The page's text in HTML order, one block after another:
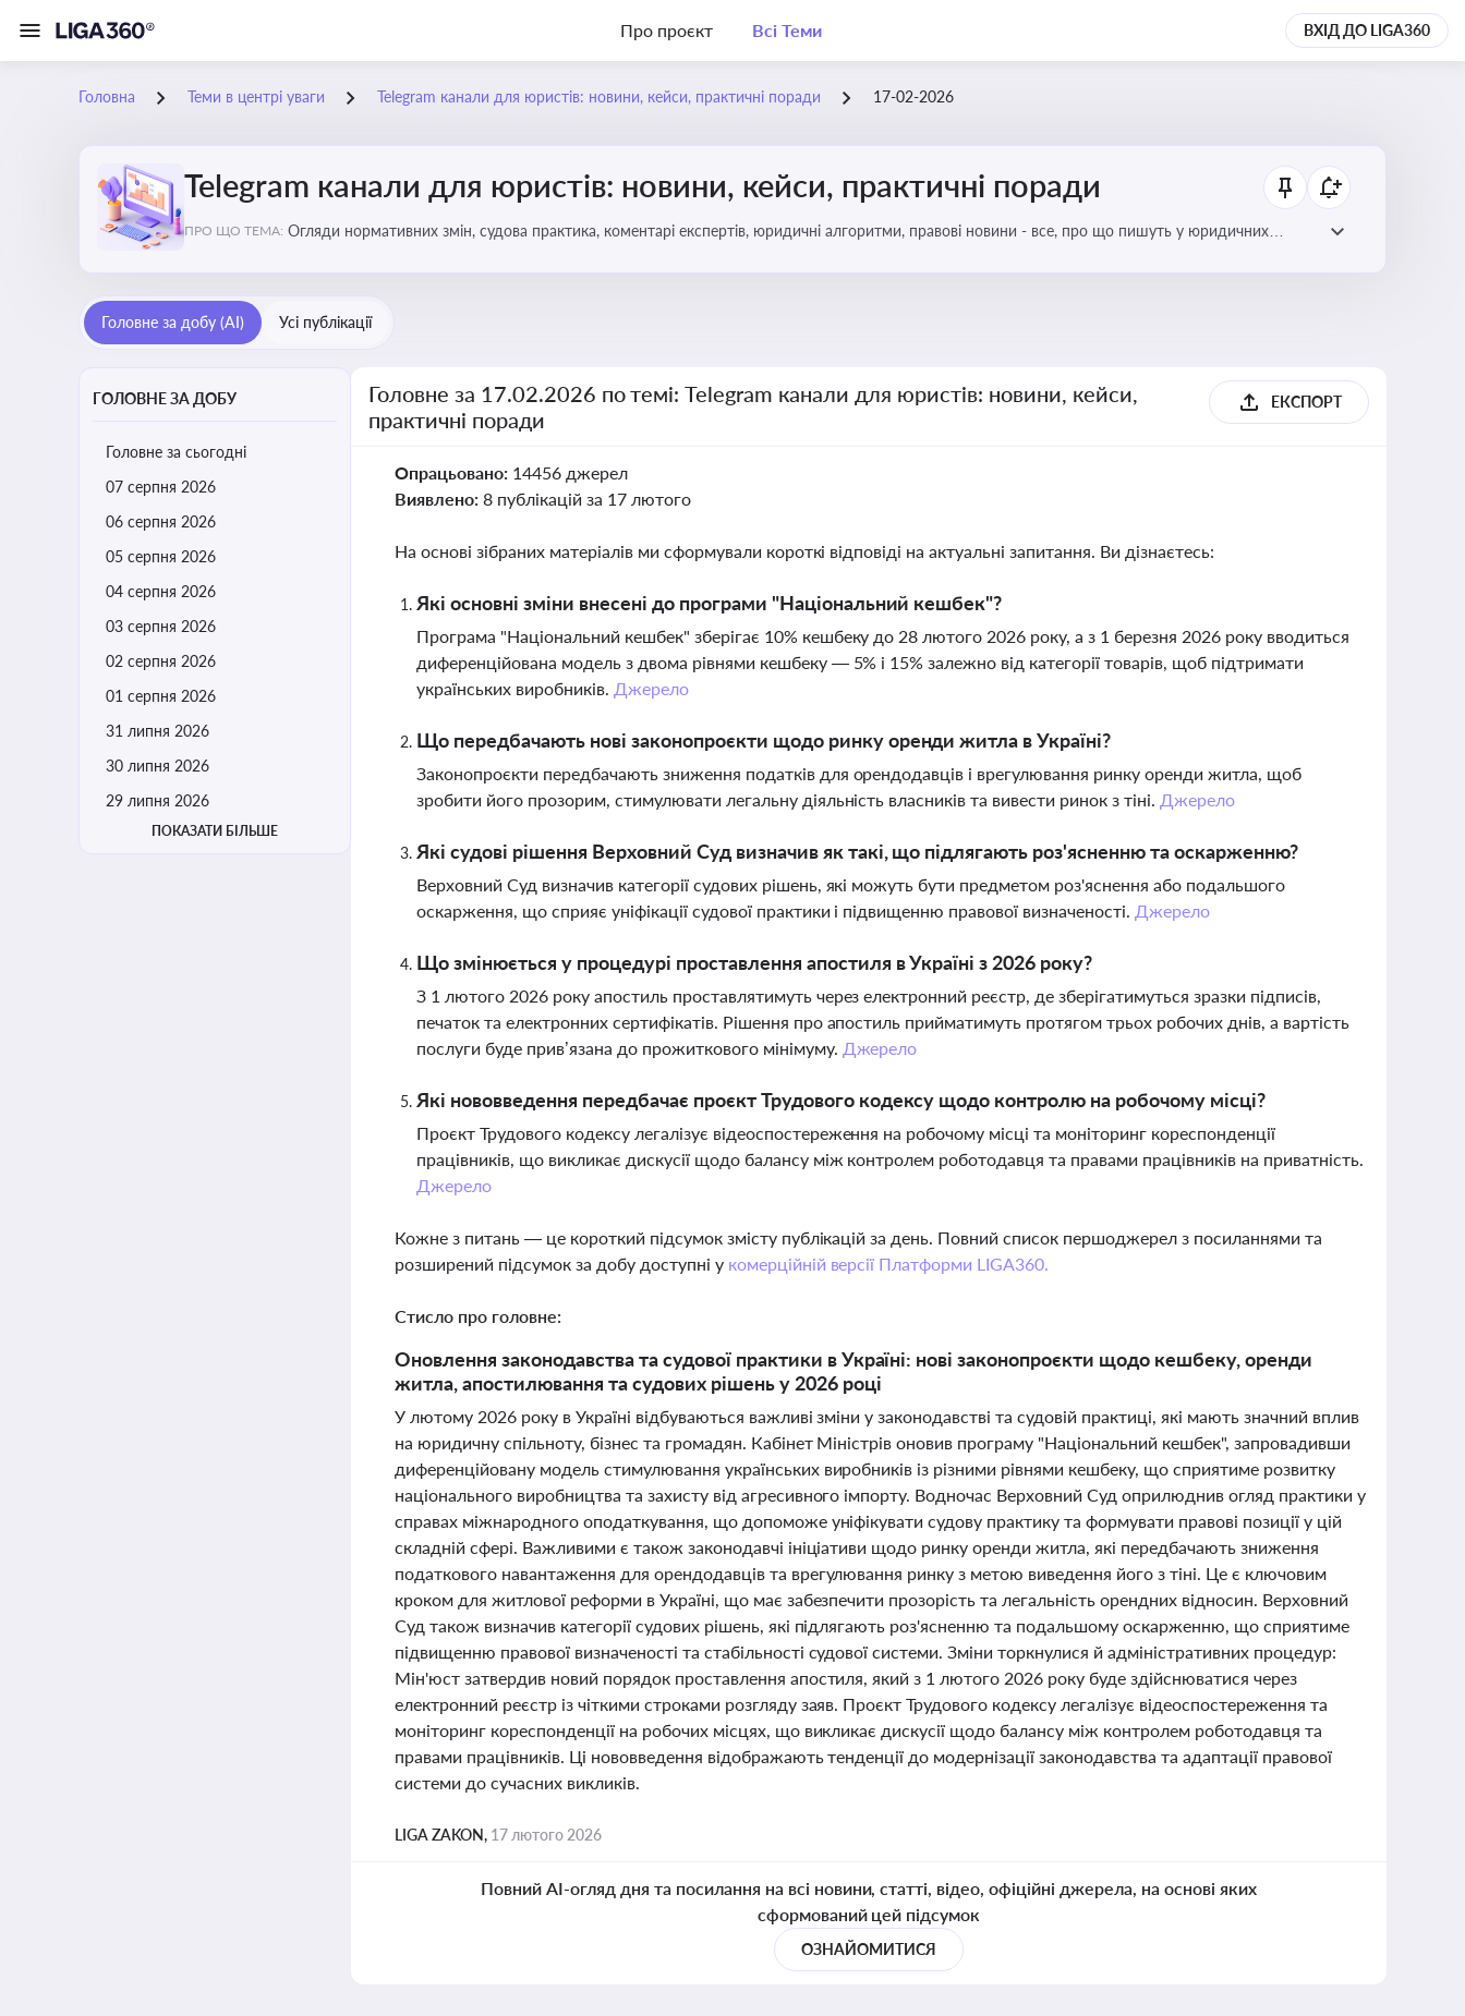
Про проєкт Всі Теми ВХІД ДО LIGA360
Головна Теми в центрі уваги Telegram канали для юристів: новини, кейси, практичні поради 17-02-2026
Telegram канали для юристів: новини, кейси, практичні поради
ПРО ЩО ТЕМА: Огляди нормативних змін, судова практика, коментарі експертів, юридичні алгоритми, правові новини - все, про що пишуть у юридичних
Головне за добу (AI) Усі публікації
ГОЛОВНЕ ЗА ДОБУ
Головне за сьогодні
07 серпня 2026
06 серпня 2026
05 серпня 2026
04 серпня 2026
03 серпня 2026
02 серпня 2026
01 серпня 2026
31 липня 2026
30 липня 2026
29 липня 2026
ПОКАЗАТИ БІЛЬШЕ
Головне за 17.02.2026 по темі: Telegram канали для юристів: новини, кейси,
практичні поради
ЕКСПОРТ
Опрацьовано: 14456 джерел
Виявлено: 8 публікацій за 17 лютого
На основі зібраних матеріалів ми сформували короткі відповіді на актуальні запитання. Ви дізнаєтесь:
Які основні зміни внесені до програми "Національний кешбек"?
Програма "Національний кешбек" зберігає 10% кешбеку до 28 лютого 2026 року, а з 1 березня 2026 року вводиться
диференційована модель з двома рівнями кешбеку — 5% і 15% залежно від категорії товарів, щоб підтримати
українських виробників. Джерело
Що передбачають нові законопроєкти щодо ринку оренди житла в Україні?
Законопроєкти передбачають зниження податків для орендодавців і врегулювання ринку оренди житла, щоб
зробити його прозорим, стимулювати легальну діяльність власників та вивести ринок з тіні. Джерело
Які судові рішення Верховний Суд визначив як такі, що підлягають роз'ясненню та оскарженню?
Верховний Суд визначив категорії судових рішень, які можуть бути предметом роз'яснення або подальшого
оскарження, що сприяє уніфікації судової практики і підвищенню правової визначеності. Джерело
Що змінюється у процедурі проставлення апостиля в Україні з 2026 року?
З 1 лютого 2026 року апостиль проставлятимуть через електронний реєстр, де зберігатимуться зразки підписів,
печаток та електронних сертифікатів. Рішення про апостиль прийматимуть протягом трьох робочих днів, а вартість
послуги буде прив’язана до прожиткового мінімуму. Джерело
Які нововведення передбачає проєкт Трудового кодексу щодо контролю на робочому місці?
Проєкт Трудового кодексу легалізує відеоспостереження на робочому місці та моніторинг кореспонденції
працівників, що викликає дискусії щодо балансу між контролем роботодавця та правами працівників на приватність.
Джерело
Кожне з питань — це короткий підсумок змісту публікацій за день. Повний список першоджерел з посиланнями та
розширений підсумок за добу доступні у комерційній версії Платформи LIGA360.
Стисло про головне:
Оновлення законодавства та судової практики в Україні: нові законопроєкти щодо кешбеку, оренди
житла, апостилювання та судових рішень у 2026 році
У лютому 2026 року в Україні відбуваються важливі зміни у законодавстві та судовій практиці, які мають значний вплив
на юридичну спільноту, бізнес та громадян. Кабінет Міністрів оновив програму "Національний кешбек", запровадивши
диференційовану модель стимулювання українських виробників із різними рівнями кешбеку, що сприятиме розвитку
національного виробництва та захисту від агресивного імпорту. Водночас Верховний Суд оприлюднив огляд практики у
справах міжнародного оподаткування, що допоможе уніфікувати судову практику та формувати правові позиції у цій
складній сфері. Важливими є також законодавчі ініціативи щодо ринку оренди житла, які передбачають зниження
податкового навантаження для орендодавців та врегулювання ринку з метою виведення його з тіні. Це є ключовим
кроком для житлової реформи в Україні, що має забезпечити прозорість та легальність орендних відносин. Верховний
Суд також визначив категорії судових рішень, які підлягають роз'ясненню та подальшому оскарженню, що сприятиме
підвищенню правової визначеності та стабільності судової системи. Зміни торкнулися й адміністративних процедур:
Мін'юст затвердив новий порядок проставлення апостиля, який з 1 лютого 2026 року буде здійснюватися через
електронний реєстр із чіткими строками розгляду заяв. Проєкт Трудового кодексу легалізує відеоспостереження та
моніторинг кореспонденції на робочих місцях, що викликає дискусії щодо балансу між контролем роботодавця та
правами працівників. Ці нововведення відображають тенденції до модернізації законодавства та адаптації правової
системи до сучасних викликів.
LIGA ZAKON, 17 лютого 2026
Повний AI-огляд дня та посилання на всі новини, статті, відео, офіційні джерела, на основі яких
сформований цей підсумок
ОЗНАЙОМИТИСЯ